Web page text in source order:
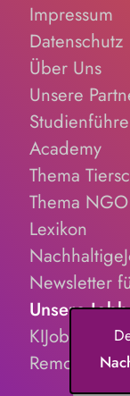
Impressum
Datenschutz
Über Uns
Unsere
Academy
Thema
Thema NGO
Lexikon
Newsletter
Unsere
KIJobs.de